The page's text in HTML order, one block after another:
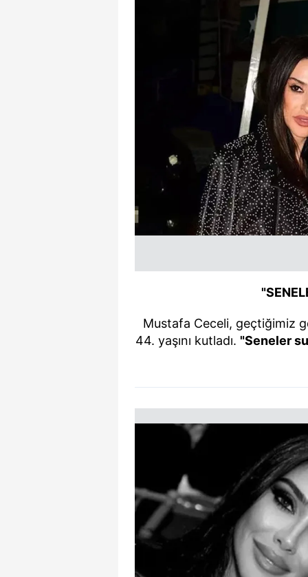
Mustafa Ceceli, geçtiğimiz
44. yaşını kutladı. "Seneler